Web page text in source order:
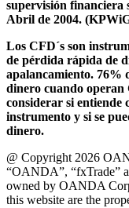
supervisión financiera
Abril de 2004.
Los CFD´s son
de pérdida rápida de
apalancamiento. 76%
dinero cuando operan
considerar si entiende
instrumento y si se
dinero.
@ Copyright 2026
“OANDA”, “fxTrade”
owned by OANDA
this website are the